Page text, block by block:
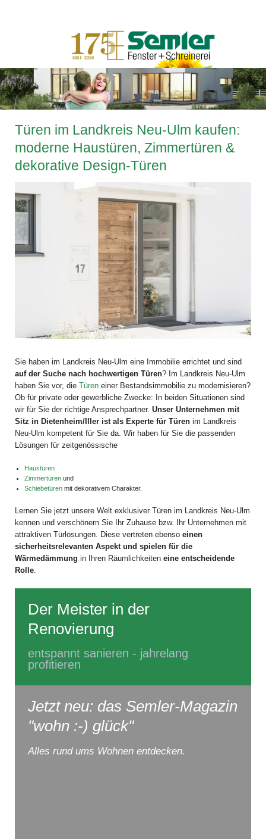
Türen im Landkreis Neu-Ulm kaufen:
moderne Haustüren, Zimmertüren &
dekorative Design-Türen
Sie haben im Landkreis Neu-Ulm eine Immobilie errichtet und sind
auf der Suche nach hochwertigen Türen? Im Landkreis Neu-Ulm
haben Sie vor, die Türeneiner Bestandsimmobilie zu modernisieren?
Ob für private oder gewerbliche Zwecke: In beiden Situationen sind
wir für Sie der richtige Ansprechpartner. Unser Unternehmen mit
Sitz in Dietenheim/Iller ist als Experte für Türenim Landkreis
Neu-Ulm kompetent für Sie da. Wir haben für Sie die passenden
Lösungen für zeitgenössische
Haustüren
Zimmertüren und
Schiebetüren mit dekorativem Charakter.
Lernen Sie jetzt unsere Welt exklusiver Türen im Landkreis Neu-Ulm
kennen und verschönern Sie Ihr Zuhause bzw. Ihr Unternehmen mit
attraktiven Türlösungen. Diese vertreten ebenso einen
sicherheitsrelevanten Aspekt und spielen für die
Wärmedämmung in Ihren Räumlichkeiten eine entscheidende
Rolle.
Der Meister in der
Renovierung
entspannt sanieren - jahrelang
profitieren
Jetzt neu: das Semler-Magazin
"wohn :-) glück"
Alles rund ums Wohnen entdecken.